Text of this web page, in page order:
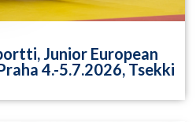
Junior European
4.-5.7.2026, Tsekki